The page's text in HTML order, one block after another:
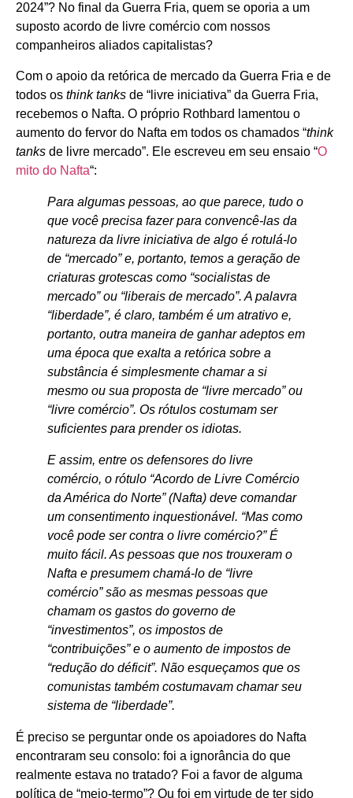
2024”? No final da Guerra Fria, quem se oporia a um
suposto acordo de livre comércio com nossos
companheiros aliados capitalistas?
Com o apoio da retórica de mercado da Guerra Fria e de
todos os think tanks de “livre iniciativa” da Guerra Fria,
recebemos o Nafta. O próprio Rothbard lamentou o
aumento do fervor do Nafta em todos os chamados “think
tanks de livre mercado”. Ele escreveu em seu ensaio “O
mito do Nafta“:
Para algumas pessoas, ao que parece, tudo o
que você precisa fazer para convencê-las da
natureza da livre iniciativa de algo é rotulá-lo
de “mercado” e, portanto, temos a geração de
criaturas grotescas como “socialistas de
mercado” ou “liberais de mercado”. A palavra
“liberdade”, é claro, também é um atrativo e,
portanto, outra maneira de ganhar adeptos em
uma época que exalta a retórica sobre a
substância é simplesmente chamar a si
mesmo ou sua proposta de “livre mercado” ou
“livre comércio”. Os rótulos costumam ser
suficientes para prender os idiotas.
E assim, entre os defensores do livre
comércio, o rótulo “Acordo de Livre Comércio
da América do Norte” (Nafta) deve comandar
um consentimento inquestionável. “Mas como
você pode ser contra o livre comércio?” É
muito fácil. As pessoas que nos trouxeram o
Nafta e presumem chamá-lo de “livre
comércio” são as mesmas pessoas que
chamam os gastos do governo de
“investimentos”, os impostos de
“contribuições” e o aumento de impostos de
“redução do déficit”. Não esqueçamos que os
comunistas também costumavam chamar seu
sistema de “liberdade”.
É preciso se perguntar onde os apoiadores do Nafta
encontraram seu consolo: foi a ignorância do que
realmente estava no tratado? Foi a favor de alguma
política de “meio-termo”? Ou foi em virtude de ter sido